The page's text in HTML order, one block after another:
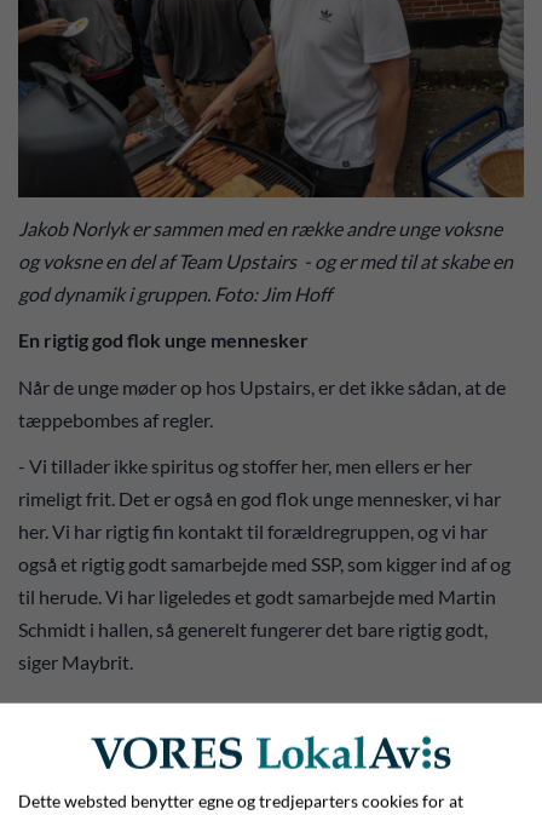
Jakob Norlyk er sammen med en række andre unge voksne
og voksne en del af Team Upstairs - og er med til at skabe en
god dynamik i gruppen. Foto: Jim Hoff
En rigtig god flok unge mennesker
Når de unge møder op hos Upstairs, er det ikke sådan, at de
tæppebombes af regler.
- Vi tillader ikke spiritus og stoffer her, men ellers er her
rimeligt frit. Det er også en god flok unge mennesker, vi har
her. Vi har rigtig fin kontakt til forældregruppen, og vi har
også et rigtig godt samarbejde med SSP, som kigger ind af og
til herude. Vi har ligeledes et godt samarbejde med Martin
Schmidt i hallen, så generelt fungerer det bare rigtig godt,
siger Maybrit.
Team Upstairs besøger 7. klasserne ude på skolerne, hvor
man får introduceret ungdomsklubben, hvad det går ud på,
og hvem man kan møde der af voksne medarbejdere.
Dette websted benytter egne og tredjeparters cookies for at